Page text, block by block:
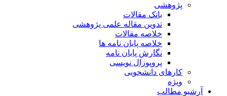
پژوهشی
بانک مقالات
تدوین مقاله علمی پژوهشی
خلاصه مقالات
خلاصه پایان نامه ها
نگارش پایان نامه
پروپوزال نویسی
کارهای دانشجویی
ویژه
آرشیو مطالب